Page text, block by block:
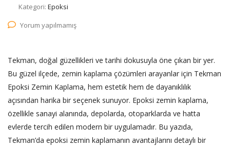
Kategori: Epoksi
Yorum yapılmamış
Tekman, doğal güzellikleri ve tarihi dokusuyla öne çıkan bir yer.
Bu güzel ilçede, zemin kaplama çözümleri arayanlar için Tekman
Epoksi Zemin Kaplama, hem estetik hem de dayanıklılık
açısından harika bir seçenek sunuyor. Epoksi zemin kaplama,
özellikle sanayi alanında, depolarda, otoparklarda ve hatta
evlerde tercih edilen modern bir uygulamadır. Bu yazıda,
Tekman’da epoksi zemin kaplamanın avantajlarını detaylı bir